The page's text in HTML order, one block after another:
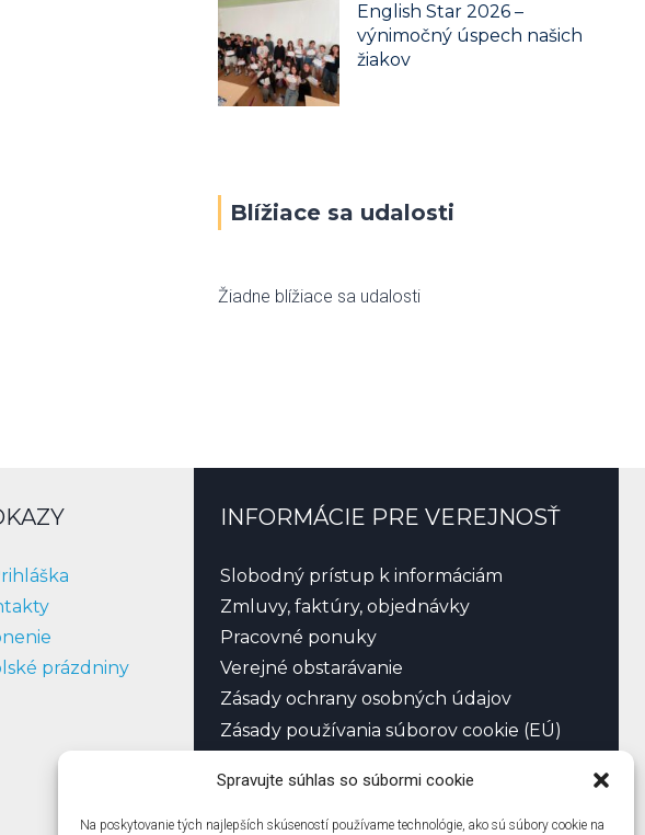
Spravujte súhlas so súbormi cookie
Na poskytovanie tých najlepších skúseností používame technológie, ako sú súbory cookie na
English Star 2026 –
výnimočný úspech našich
žiakov
Blížiace sa udalosti
Žiadne blížiace sa udalosti
prázdniny
INFORMÁCIE PRE VEREJNOSŤ
Slobodný prístup k informáciám
Zmluvy, faktúry, objednávky
Pracovné ponuky
Verejné obstarávanie
Zásady ochrany osobných údajov
Zásady používania súborov cookie (EÚ)